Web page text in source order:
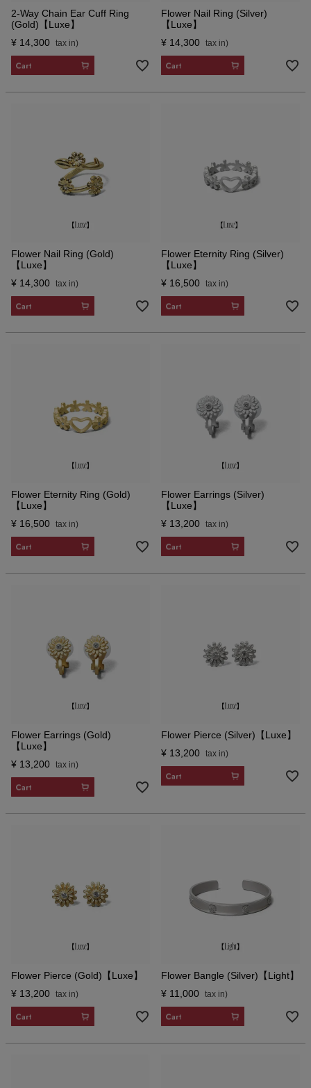
2-Way Chain Ear Cuff Ring
(Gold)【Luxe】
¥ 14,300
Flower Nail Ring (Silver)
【Luxe】
¥ 14,300
Flower Nail Ring (Gold)
【Luxe】
¥ 14,300
Flower Eternity Ring (Silver)
【Luxe】
¥ 16,500
Flower Eternity Ring (Gold)
【Luxe】
¥ 16,500
Flower Earrings (Silver)
【Luxe】
¥ 13,200
Flower Earrings (Gold)
【Luxe】
¥ 13,200
Flower Pierce (Silver)【Luxe】
¥ 13,200
Flower Pierce (Gold)【Luxe】
¥ 13,200
Flower Bangle (Silver)【Light】
¥ 11,000